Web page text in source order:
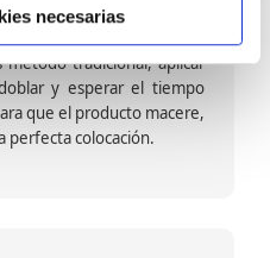
necesarias
sobre un soporte de
método tradicional, aplicar
y esperar el tiempo
que el producto macere,
perfecta colocación.